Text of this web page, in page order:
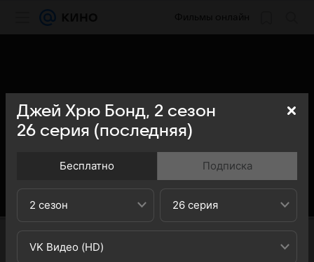
Джей Хрю Бонд, 2 сезон
26 серия (последняя)
Бесплатно Подписка
2 сезон 26 серия
VK Видео (HD)